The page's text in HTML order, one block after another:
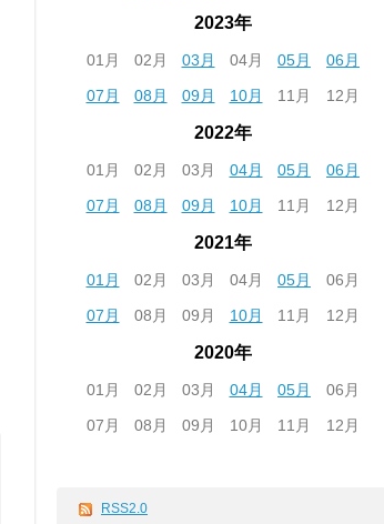
2023年
01月 02月 03月 04月 05月
06月
07月
08月 09月 10月 11月 12月
2022年
01月 02月 03月 04月 05月
06月
07月
08月 09月 10月 11月 12月
2021年
01月 02月 03月 04月 05月
06月
07月
08月 09月 10月 11月 12月
2020年
01月 02月 03月 04月 05月
06月
07月
08月 09月 10月 11月 12月
RSS2.0